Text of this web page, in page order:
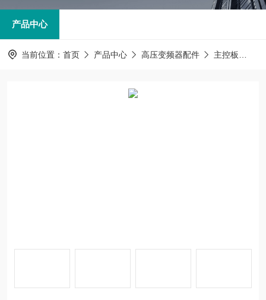
产品中心
当前位置： 首页 产品中心 高压变频器配件 主控板